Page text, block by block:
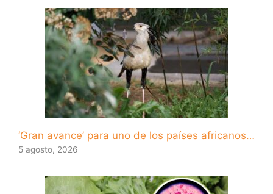
‘Gran avance’ para uno de los países africanos…
5 agosto, 2026